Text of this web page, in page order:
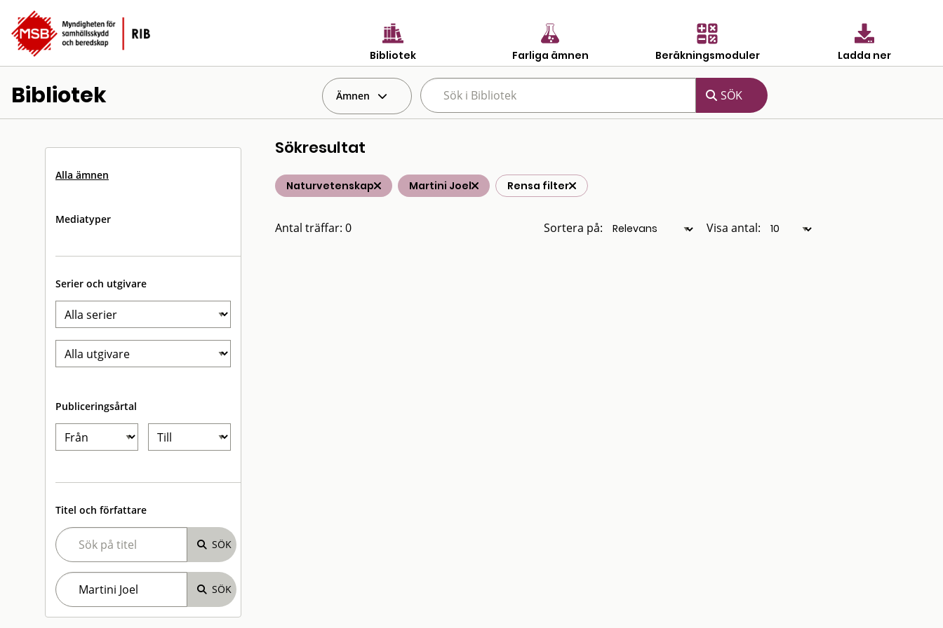
Bibliotek Farliga ämnen Beräkningsmoduler Ladda ner
Bibliotek Ämnen
Alla ämnen
Mediatyper
Serier och utgivare
Publiceringsårtal
Titel och författare
Sökresultat
Naturvetenskap Martini Joel Rensa filter
Antal träffar: 0 Sortera på: Visa antal: